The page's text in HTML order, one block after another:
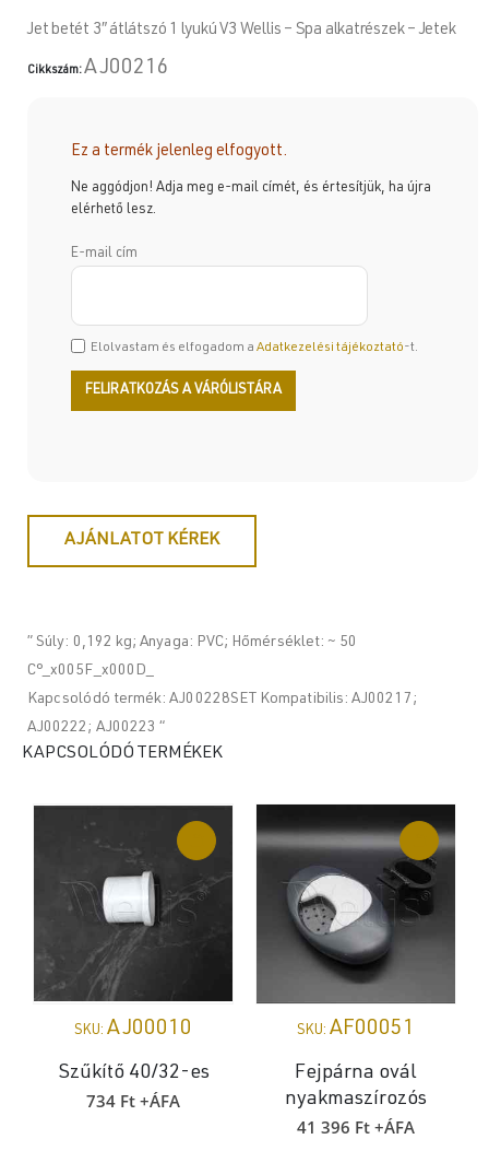
Jet betét 3″ átlátszó 1 lyukú V3 Wellis – Spa alkatrészek – Jetek
Cikkszám:AJ00216
Ez a termék jelenleg elfogyott.
Ne aggódjon! Adja meg e-mail címét, és értesítjük, ha újra
elérhető lesz.
E-mail cím
Elolvastam és elfogadom a Adatkezelési tájékoztató-t.
AJÁNLATOT KÉREK
” Súly: 0,192 kg; Anyaga: PVC; Hőmérséklet: ~ 50
C°_x005F_x000D_
Kapcsolódó termék: AJ00228SET Kompatibilis: AJ00217;
AJ00222; AJ00223 “
KAPCSOLÓDÓ TERMÉKEK
SKU: AJ00010
Szűkítő 40/32-es
734 Ft +ÁFA
SKU: AF00051
Fejpárna ovál
nyakmaszírozós
41 396 Ft +ÁFA